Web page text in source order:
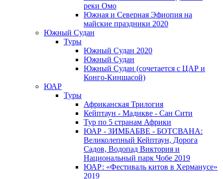
реки Омо
Южная и Северная Эфиопия на
майские праздники 2020
Южный Судан
Туры
Южный Cудан 2020
Южный Cудан
Южный Судан (сочетается с ЦАР и
Конго-Киншасой)
ЮАР
Туры
Африканская Трилогия
Кейптаун - Мадикве - Сан Сити
Тур по 5 странам Африки
ЮАР - ЗИМБАБВЕ - БОТСВАНА:
Великолепный Кейптаун, Дорога
Садов, Водопад Виктория и
Национальный парк Чобе 2019
ЮАР: «Фестиваль китов в Херманусе»
2019